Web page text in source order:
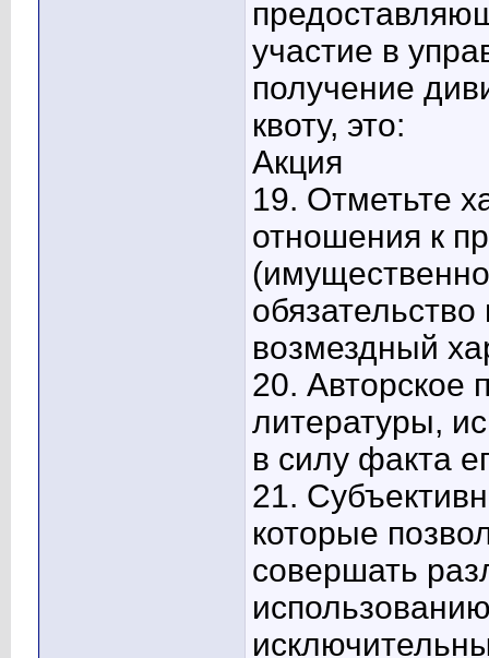
участие в
получение
квоту, это:
Акция
19. Отметьте
отношения к
возмездный
20. Авторское
литературы,
в силу факта
21.
которые
совершать